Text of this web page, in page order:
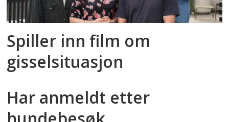
Spiller inn film om
gisselsituasjon
Har anmeldt etter